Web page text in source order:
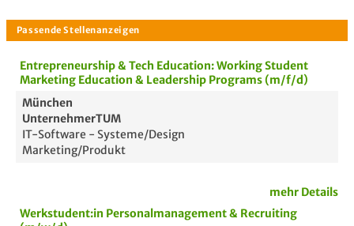
Entrepreneurship & Tech Education: Working Student
Marketing Education & Leadership Programs (m/f/d)
München
UnternehmerTUM
IT-Software - Systeme/Design
Marketing/Produkt
mehr Details
Werkstudent:in Personalmanagement & Recruiting